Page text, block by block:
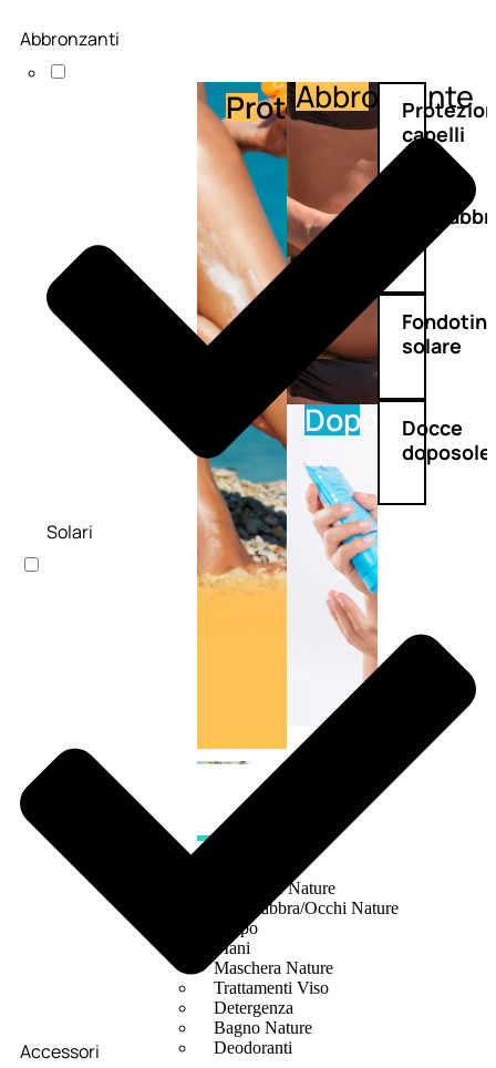
Protezione
Abbronzante
Doposole
capelli
solare
Docce
doposole
Fragranze Nature
Viso/Labbra/Occhi Nature
Corpo
Mani
Maschera Nature
Trattamenti Viso
Detergenza
Bagno Nature
Deodoranti
Abbronzanti
Solari
Accessori